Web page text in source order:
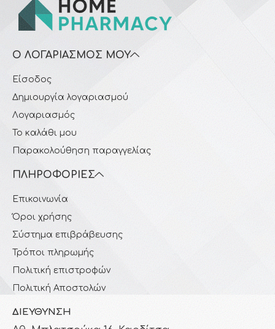
Ο ΛΟΓΑΡΙΑΣΜΌΣ ΜΟΥ
Είσοδος
Δημιουργία λογαριασμού
Λογαριασμός
Το καλάθι μου
Παρακολούθηση παραγγελίας
ΠΛΗΡΟΦΟΡΊΕΣ
Επικοινωνία
Όροι χρήσης
Σύστημα επιβράβευσης
Τρόποι πληρωμής
Πολιτική επιστροφών
Πολιτική Αποστολών
ΔΙΕΎΘΥΝΣΗ